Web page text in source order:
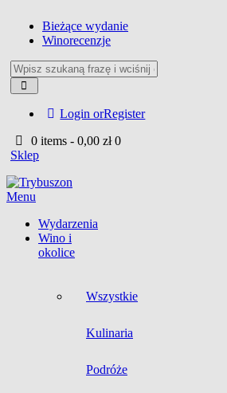
Bieżące wydanie
Winorecenzje
Login orRegister
0 items -0,00 zł 0
Sklep
Menu
Wydarzenia
Wino i
okolice
Wszystkie
Kulinaria
Podróże